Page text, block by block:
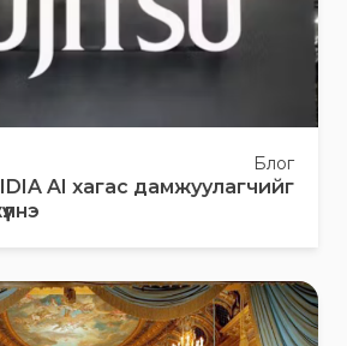
Блог
AI хагас дамжуулагчийг